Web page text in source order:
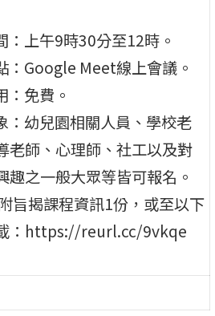
：上午9時30分至12時。
：Google Meet線上會議。
：免費。
：幼兒園相關人員、學校老
老師、心理師、社工以及對
趣之一般大眾等皆可報名。
旨揭課程資訊1份，或至以下
：https://reurl.cc/9vkqe